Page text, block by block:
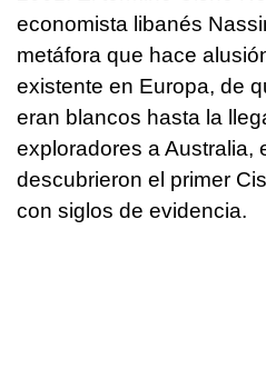
economista libanés
metáfora que hace
existente en Europa, de
eran blancos hasta la
exploradores a Australia,
descubrieron el primer
con siglos de evidencia.